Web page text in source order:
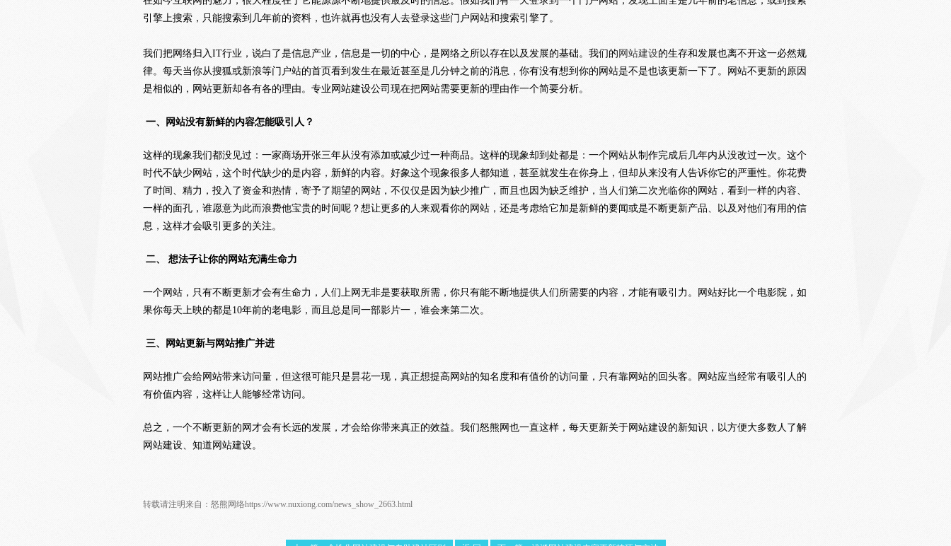
引擎上搜索，只能搜索到几年前的资料，也许就再也没有人去登录这些门户网站和搜索引擎了。
我们把网络归入IT行业，说白了是信息产业，信息是一切的中心，是网络之所以存在以及发展的基础。我们的 网站建设的生存和发展也离不开这一必然规
律。每天当你从搜狐或新浪等门户站的首页看到发生在最近甚至是几分钟之前的消息，你有没有想到你的网站是不是也该更新一下了。网站不更新的原因
是相似的，网站更新却各有各的理由。专业网站建设公司现在把网站需要更新的理由作一个简要分析。
一、网站没有新鲜的内容怎能吸引人？
这样的现象我们都没见过：一家商场开张三年从没有添加或减少过一种商品。这样的现象却到处都是：一个网站从制作完成后几年内从没改过一次。这个
时代不缺少网站，这个时代缺少的是内容，新鲜的内容。好象这个现象很多人都知道，甚至就发生在你身上，但却从来没有人告诉你它的严重性。你花费
了时间、精力，投入了资金和热情，寄予了期望的网站，不仅仅是因为缺少推广，而且也因为缺乏维护，当人们第二次光临你的网站，看到一样的内容、
一样的面孔，谁愿意为此而浪费他宝贵的时间呢？想让更多的人来观看你的网站，还是考虑给它加是新鲜的要闻或是不断更新产品、以及对他们有用的信
息，这样才会吸引更多的关注。
二、 想法子让你的网站充满生命力
一个网站，只有不断更新才会有生命力，人们上网无非是要获取所需，你只有能不断地提供人们所需要的内容，才能有吸引力。网站好比一个电影院，如
果你每天上映的都是10年前的老电影，而且总是同一部影片一，谁会来第二次。
三、网站更新与网站推广并进
网站推广会给网站带来访问量，但这很可能只是昙花一现，真正想提高网站的知名度和有值价的访问量，只有靠网站的回头客。网站应当经常有吸引人的
有价值内容，这样让人能够经常访问。
总之，一个不断更新的网才会有长远的发展，才会给你带来真正的效益。我们怒熊网也一直这样，每天更新关于网站建设的新知识，以方便大多数人了解
网站建设、知道网站建设。
转载请注明来自： 怒熊网络https://www.nuxiong.com/news_show_2663.html